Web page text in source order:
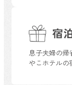
宿
息子夫婦の帰
やこホテルの